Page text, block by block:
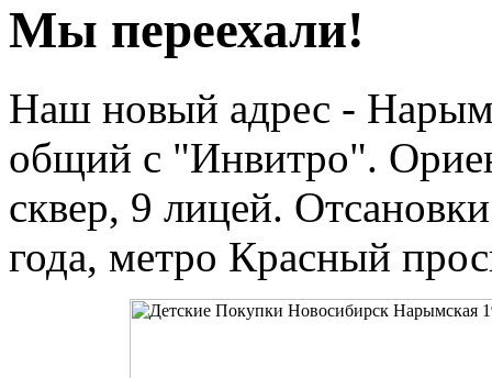
Мы переехали!
Наш новый адрес -
общий с "Инвитро".
сквер, 9 лицей.
года, метро Красный